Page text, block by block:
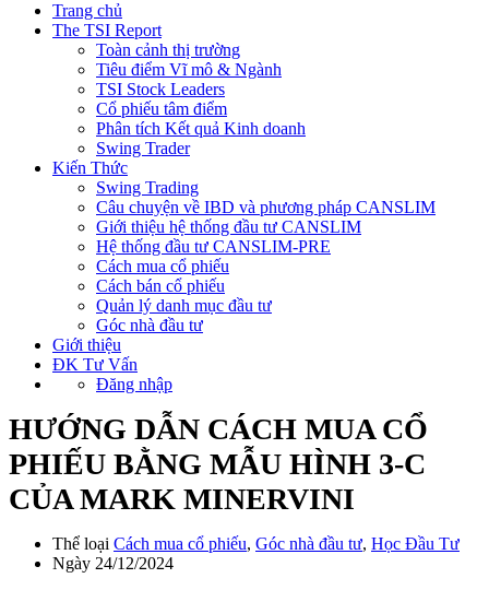
Trang chủ
The TSI Report
Toàn cảnh thị trường
Tiêu điểm Vĩ mô & Ngành
TSI Stock Leaders
Cổ phiếu tâm điểm
Phân tích Kết quả Kinh doanh
Swing Trader
Kiến Thức
Swing Trading
Câu chuyện về IBD và phương pháp CANSLIM
Giới thiệu hệ thống đầu tư CANSLIM
Hệ thống đầu tư CANSLIM-PRE
Cách mua cổ phiếu
Cách bán cổ phiếu
Quản lý danh mục đầu tư
Góc nhà đầu tư
Giới thiệu
ĐK Tư Vấn
Đăng nhập
HƯỚNG DẪN CÁCH MUA CỔ
PHIẾU BẰNG MẪU HÌNH 3-C
CỦA MARK MINERVINI
Thể loại Cách mua cổ phiếu, Góc nhà đầu tư, Học Đầu Tư
Ngày 24/12/2024